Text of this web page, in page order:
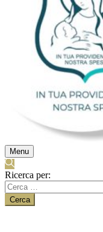
Menu
Ricerca per: